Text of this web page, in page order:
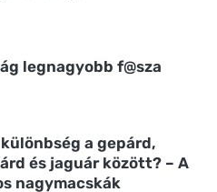
legnagyobb f@sza
különbség a gepárd,
és jaguár között? – A
nagymacskák